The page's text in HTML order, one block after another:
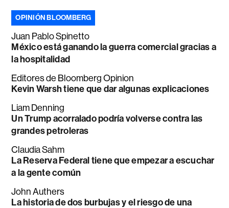
OPINIÓN BLOOMBERG
Juan Pablo Spinetto
México está ganando la guerra comercial gracias a
la hospitalidad
Editores de Bloomberg Opinion
Kevin Warsh tiene que dar algunas explicaciones
Liam Denning
Un Trump acorralado podría volverse contra las
grandes petroleras
Claudia Sahm
La Reserva Federal tiene que empezar a escuchar
a la gente común
John Authers
La historia de dos burbujas y el riesgo de una